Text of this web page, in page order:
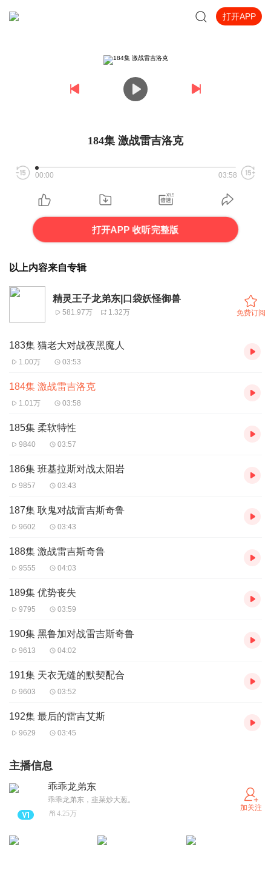
打开APP
184集 激战雷吉洛克
00:00 03:58
打开APP 收听完整版
以上内容来自专辑
精灵王子龙弟东|口袋妖怪御兽
581.97万 1.32万 免费订阅
183集 猫老大对战夜黑魔人
1.00万 03:53
184集 激战雷吉洛克
1.01万 03:58
185集 柔软特性
9840 03:57
186集 班基拉斯对战太阳岩
9857 03:43
187集 耿鬼对战雷吉斯奇鲁
9602 03:43
188集 激战雷吉斯奇鲁
9555 04:03
189集 优势丧失
9795 03:59
190集 黑鲁加对战雷吉斯奇鲁
9613 04:02
191集 天衣无缝的默契配合
9603 03:52
192集 最后的雷吉艾斯
9629 03:45
主播信息
乖乖龙弟东
乖乖龙弟东，韭菜炒大葱。
4.25万
加关注